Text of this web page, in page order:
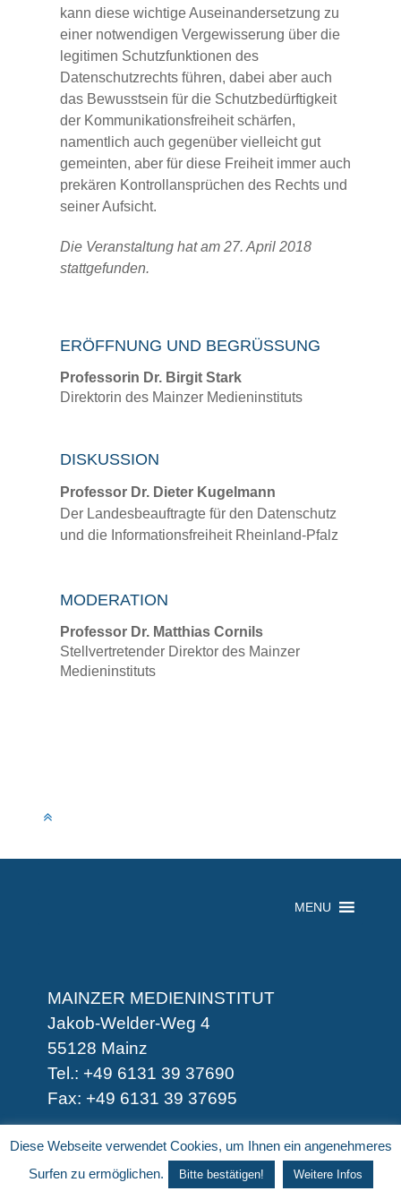
kann diese wichtige Auseinandersetzung zu
einer notwendigen Vergewisserung über die
legitimen Schutzfunktionen des
Datenschutzrechts führen, dabei aber auch
das Bewusstsein für die Schutzbedürftigkeit
der Kommunikationsfreiheit schärfen,
namentlich auch gegenüber vielleicht gut
gemeinten, aber für diese Freiheit immer auch
prekären Kontrollansprüchen des Rechts und
seiner Aufsicht.
Die Veranstaltung hat am 27. April 2018
stattgefunden.
ERÖFFNUNG UND BEGRÜSSUNG
Professorin Dr. Birgit Stark
Direktorin des Mainzer Medieninstituts
DISKUSSION
Professor Dr. Dieter Kugelmann
Der Landesbeauftragte für den Datenschutz
und die Informationsfreiheit Rheinland-Pfalz
MODERATION
Professor Dr. Matthias Cornils
Stellvertretender Direktor des Mainzer
Medieninstituts
MENU
MAINZER MEDIENINSTITUT
Jakob-Welder-Weg 4
55128 Mainz
Tel.: +49 6131 39 37690
Fax: +49 6131 39 37695
-
Diese Webseite verwendet Cookies, um Ihnen ein angenehmeres
Surfen zu ermöglichen.
Bitte bestätigen! Weitere Infos